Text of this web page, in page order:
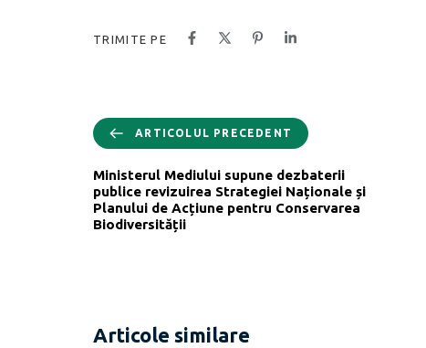
TRIMITE PE
ARTICOLUL PRECEDENT
Ministerul Mediului supune dezbaterii
publice revizuirea Strategiei Naționale și
Planului de Acțiune pentru Conservarea
Biodiversității
Articole similare